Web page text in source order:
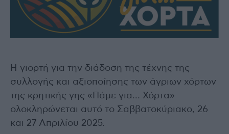
Η γιορτή για την διάδοση της τέχνης της
συλλογής και αξιοποίησης των άγριων χόρτων
της κρητικής γης «Πάμε για… Χόρτα»
ολοκληρώνεται αυτό το Σαββατοκύριακο, 26
και 27 Απριλίου 2025.